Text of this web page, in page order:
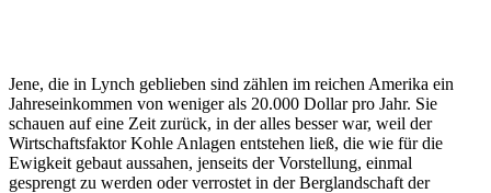
Jene, die in Lynch geblieben sind zählen im reichen Amerika ein
Jahreseinkommen von weniger als 20.000 Dollar pro Jahr. Sie
schauen auf eine Zeit zurück, in der alles besser war, weil der
Wirtschaftsfaktor Kohle Anlagen entstehen ließ, die wie für die
Ewigkeit gebaut aussahen, jenseits der Vorstellung, einmal
gesprengt zu werden oder verrostet in der Berglandschaft der